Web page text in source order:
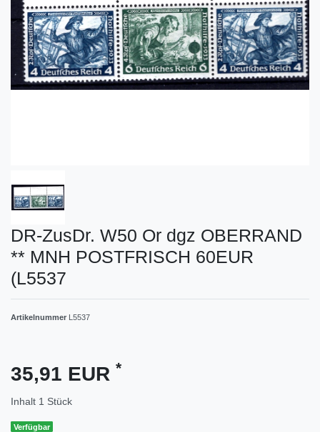
DR-ZusDr. W50 Or dgz OBERRAND
** MNH POSTFRISCH 60EUR
(L5537
Artikelnummer L5537
35,91 EUR *
Inhalt 1 Stück
Verfügbar